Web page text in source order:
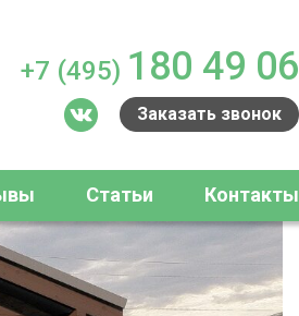
+7 (495) 180 49 06
Заказать звонок
Статьи Контакты